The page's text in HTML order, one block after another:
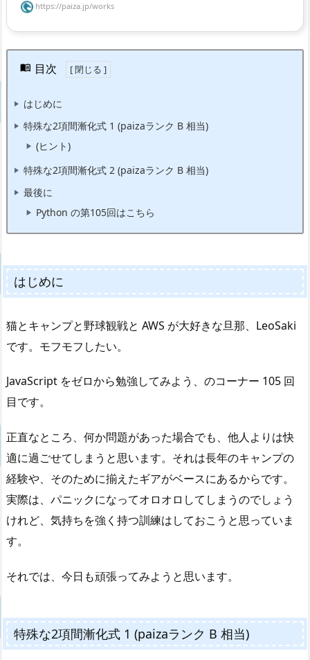
https://paiza.jp/works
目次
はじめに
特殊な2項間漸化式 1 (paizaランク B 相当)
(ヒント)
特殊な2項間漸化式 2 (paizaランク B 相当)
最後に
Python の第105回はこちら
はじめに
猫とキャンプと野球観戦と AWS が大好きな旦那、LeoSaki
です。モフモフしたい。
JavaScript をゼロから勉強してみよう、のコーナー 105 回
目です。
正直なところ、何か問題があった場合でも、他人よりは快
適に過ごせてしまうと思います。それは長年のキャンプの
経験や、そのために揃えたギアがベースにあるからです。
実際は、パニックになってオロオロしてしまうのでしょう
けれど、気持ちを強く持つ訓練はしておこうと思っていま
す。
それでは、今日も頑張ってみようと思います。
特殊な2項間漸化式 1 (paizaランク B 相当)